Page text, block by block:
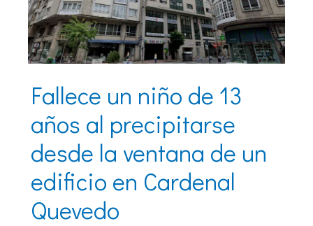
Fallece un niño de 13
años al precipitarse
desde la ventana de un
edificio en Cardenal
Quevedo